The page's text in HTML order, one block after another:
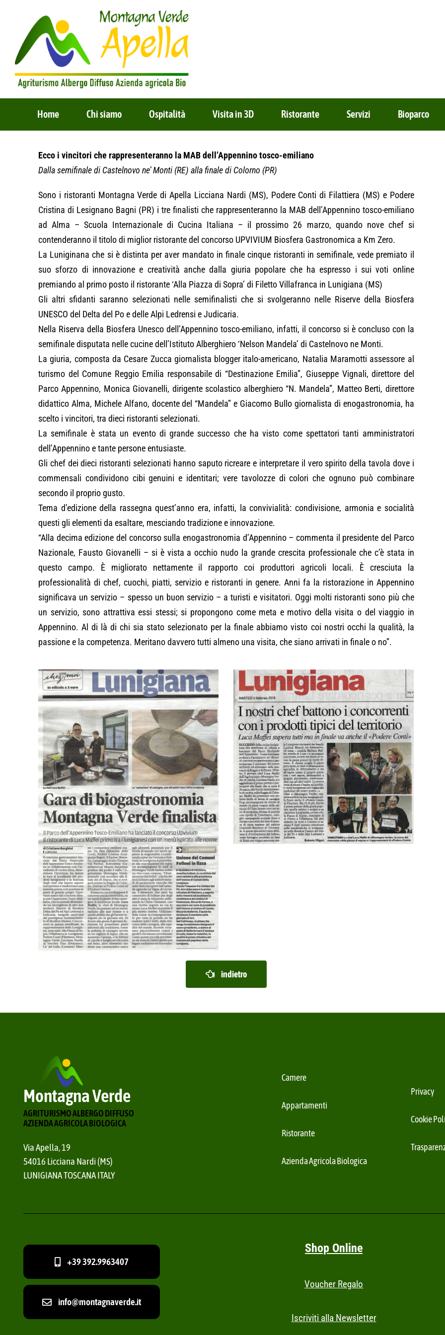
contenuto
Home Chi siamo Ospitalità Visita in 3D Ristorante Servizi Bioparco
Ecco i vincitori che rappresenteranno la MAB dell’Appennino tosco-emiliano
Dalla semifinale di Castelnovo ne’ Monti (RE) alla finale di Colorno (PR)
Sono i ristoranti Montagna Verde di Apella Licciana Nardi (MS), Podere Conti di Filattiera (MS) e Podere
Cristina di Lesignano Bagni (PR) i tre finalisti che rappresenteranno la MAB dell’Appennino tosco-emiliano
ad Alma – Scuola Internazionale di Cucina Italiana – il prossimo 26 marzo, quando nove chef si
contenderanno il titolo di miglior ristorante del concorso UPVIVIUM Biosfera Gastronomica a Km Zero.
La Luniginana che si è distinta per aver mandato in finale cinque ristoranti in semifinale, vede premiato il
suo sforzo di innovazione e creatività anche dalla giuria popolare che ha espresso i sui voti online
premiando al primo posto il ristorante ‘Alla Piazza di Sopra’ di Filetto Villafranca in Lunigiana (MS)
Gli altri sfidanti saranno selezionati nelle semifinalisti che si svolgeranno nelle Riserve della Biosfera
UNESCO del Delta del Po e delle Alpi Ledrensi e Judicaria.
Nella Riserva della Biosfera Unesco dell’Appennino tosco-emiliano, infatti, il concorso si è concluso con la
semifinale disputata nelle cucine dell’Istituto Alberghiero ‘Nelson Mandela’ di Castelnovo ne Monti.
La giuria, composta da Cesare Zucca giornalista blogger italo-americano, Natalia Maramotti assessore al
turismo del Comune Reggio Emilia responsabile di “Destinazione Emilia”, Giuseppe Vignali, direttore del
Parco Appennino, Monica Giovanelli, dirigente scolastico alberghiero “N. Mandela”, Matteo Berti, direttore
didattico Alma, Michele Alfano, docente del “Mandela” e Giacomo Bullo giornalista di enogastronomia, ha
scelto i vincitori, tra dieci ristoranti selezionati.
La semifinale è stata un evento di grande successo che ha visto come spettatori tanti amministratori
dell’Appennino e tante persone entusiaste.
Gli chef dei dieci ristoranti selezionati hanno saputo ricreare e interpretare il vero spirito della tavola dove i
commensali condividono cibi genuini e identitari; vere tavolozze di colori che ognuno può combinare
secondo il proprio gusto.
Tema d’edizione della rassegna quest’anno era, infatti, la convivialità: condivisione, armonia e socialità
questi gli elementi da esaltare, mesciando tradizione e innovazione.
“Alla decima edizione del concorso sulla enogastronomia d’Appennino – commenta il presidente del Parco
Nazionale, Fausto Giovanelli – si è vista a occhio nudo la grande crescita professionale che c’è stata in
questo campo. È migliorato nettamente il rapporto coi produttori agricoli locali. È cresciuta la
professionalità di chef, cuochi, piatti, servizio e ristoranti in genere. Anni fa la ristorazione in Appennino
significava un servizio – spesso un buon servizio – a turisti e visitatori. Oggi molti ristoranti sono più che
un servizio, sono attrattiva essi stessi; si propongono come meta e motivo della visita o del viaggio in
Appennino. Al di là di chi sia stato selezionato per la finale abbiamo visto coi nostri occhi la qualità, la
passione e la competenza. Meritano davvero tutti almeno una visita, che siano arrivati in finale o no”.
indietro
Montagna Verde
AGRITURISMO ALBERGO DIFFUSO
AZIENDA AGRICOLA BIOLOGICA
Via Apella, 19
54016 Licciana Nardi (MS)
LUNIGIANA TOSCANA ITALY
Camere
Appartamenti
Ristorante
Azienda Agricola Biologica
Privacy
Cookie
+39 392.9963407
info@montagnaverde.it
Shop Online
Voucher Regalo
Iscriviti alla Newsletter